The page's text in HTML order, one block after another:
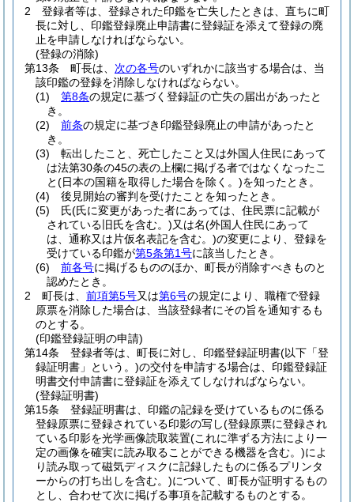
2
登録者等は、登録された印鑑を亡失したときは、直ちに町
長に対し、印鑑登録廃止申請書に登録証を添えて登録の廃
止を申請しなければならない。
(登録の消除)
第13条
町長は、 次の各号のいずれかに該当する場合は、当
該印鑑の登録を消除しなければならない。
(1)
第8条の規定に基づく登録証の亡失の届出があったと
き。
(2)
前条の規定に基づき印鑑登録廃止の申請があったと
き。
(3)
転出したこと、死亡したこと又は外国人住民にあって
は法第30条の45の表の上欄に掲げる者ではなくなったこ
と(日本の国籍を取得した場合を除く。)を知ったとき。
(4)
後見開始の審判を受けたことを知ったとき。
(5)
氏(氏に変更があった者にあっては、住民票に記載が
されている旧氏を含む。)又は名(外国人住民にあって
は、通称又は片仮名表記を含む。)の変更により、登録を
受けている印鑑が第5条第1号に該当したとき。
(6)
前各号に掲げるもののほか、町長が消除すべきものと
認めたとき。
2
町長は、 前項第5号又は第6号の規定により、職権で登録
原票を消除した場合は、当該登録者にその旨を通知するも
のとする。
(印鑑登録証明の申請)
第14条
登録者等は、町長に対し、印鑑登録証明書(以下「登
録証明書」という。)の交付を申請する場合は、印鑑登録証
明書交付申請書に登録証を添えてしなければならない。
(登録証明書)
第15条
登録証明書は、印鑑の記録を受けているものに係る
登録原票に登録されている印影の写し(登録原票に登録され
ている印影を光学画像読取装置(これに準ずる方法により一
定の画像を確実に読み取ることができる機器を含む。)によ
り読み取って磁気ディスクに記録したものに係るプリンタ
ーからの打ち出しを含む。)について、町長が証明するもの
とし、合わせて次に掲げる事項を記載するものとする。